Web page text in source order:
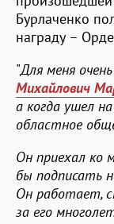
Бурлаченко
награду –
"Для меня
Михайлович
а когда ушел
областное
Он приехал ко
бы подписать
Он работает,
за его